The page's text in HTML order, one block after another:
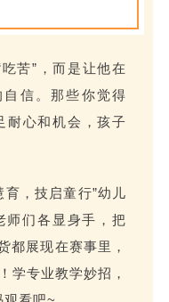
苦”，而是让他在
信。那些你觉得
耐心和机会，孩子
，技启童行”幼儿
师们各显身手，把
都展现在赛事里，
学专业教学妙招，